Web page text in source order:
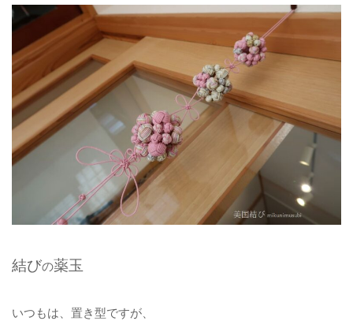
結びの薬玉
いつもは、置き型ですが、